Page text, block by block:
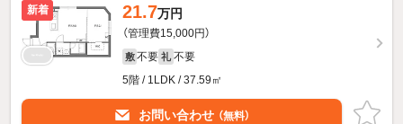
新着 21.7万円
（管理費15,000円）
敷 不要 礼 不要
5階 / 1LDK / 37.59㎡
お問い合わせ （無料）